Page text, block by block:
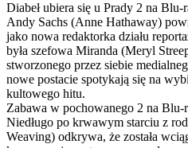
Diabeł ubiera się u Prady 2 na
Andy Sachs (Anne Hathaway)
jako nowa redaktorka działu
była szefowa Miranda (Meryl
stworzonego przez siebie
nowe postacie spotykają się na
kultowego hitu.
Zabawa w pochowanego 2 na
Niedługo po krwawym starciu z
Weaving) odkrywa, że została